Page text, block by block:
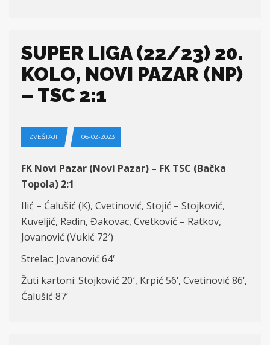
SUPER LIGA (22/23) 20.
KOLO, NOVI PAZAR (NP)
– TSC 2:1
IZVEŠTAJI 06-02-2023
FK Novi Pazar (Novi Pazar) – FK TSC (Bačka
Topola) 2:1
Ilić – Ćalušić (K), Cvetinović, Stojić – Stojković,
Kuveljić, Radin, Đakovac, Cvetković – Ratkov,
Jovanović (Vukić 72′)
Strelac: Jovanović 64‘
Žuti kartoni: Stojković 20′, Krpić 56‘, Cvetinović 86‘,
Ćalušić 87‘